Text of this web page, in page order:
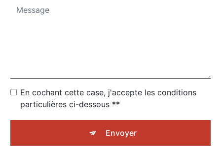
En cochant cette case, j'accepte les conditions
particulières ci-dessous **
Envoyer